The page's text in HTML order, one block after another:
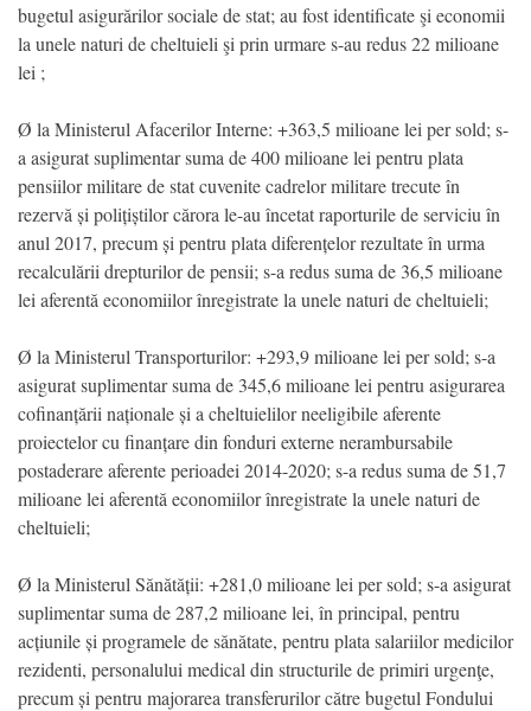
bugetul asigurărilor sociale de stat; au fost identificate şi economii
la unele naturi de cheltuieli şi prin urmare s-au redus 22 milioane
lei ;
Ø la Ministerul Afacerilor Interne: +363,5 milioane lei per sold; s-
a asigurat suplimentar suma de 400 milioane lei pentru plata
pensiilor militare de stat cuvenite cadrelor militare trecute în
rezervă și polițiștilor cărora le-au încetat raporturile de serviciu în
anul 2017, precum și pentru plata diferențelor rezultate în urma
recalculării drepturilor de pensii; s-a redus suma de 36,5 milioane
lei aferentă economiilor înregistrate la unele naturi de cheltuieli;
Ø la Ministerul Transporturilor: +293,9 milioane lei per sold; s-a
asigurat suplimentar suma de 345,6 milioane lei pentru asigurarea
cofinanțării naționale și a cheltuielilor neeligibile aferente
proiectelor cu finanțare din fonduri externe nerambursabile
postaderare aferente perioadei 2014-2020; s-a redus suma de 51,7
milioane lei aferentă economiilor înregistrate la unele naturi de
cheltuieli;
Ø la Ministerul Sănătății: +281,0 milioane lei per sold; s-a asigurat
suplimentar suma de 287,2 milioane lei, în principal, pentru
acțiunile și programele de sănătate, pentru plata salariilor medicilor
rezidenti, personalului medical din structurile de primiri urgenţe,
precum și pentru majorarea transferurilor către bugetul Fondului